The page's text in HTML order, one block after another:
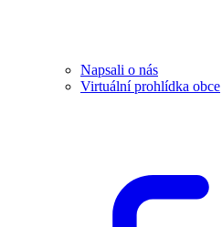
Napsali o nás
Virtuální prohlídka obce